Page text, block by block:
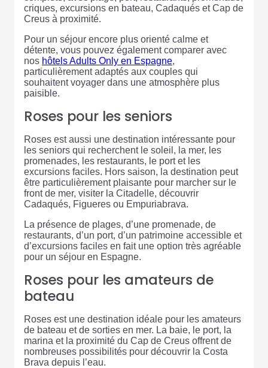
criques, excursions en bateau, Cadaqués et Cap de
Creus à proximité.
Pour un séjour encore plus orienté calme et
détente, vous pouvez également comparer avec
nos hôtels Adults Only en Espagne,
particulièrement adaptés aux couples qui
souhaitent voyager dans une atmosphère plus
paisible.
Roses pour les seniors
Roses est aussi une destination intéressante pour
les seniors qui recherchent le soleil, la mer, les
promenades, les restaurants, le port et les
excursions faciles. Hors saison, la destination peut
être particulièrement plaisante pour marcher sur le
front de mer, visiter la Citadelle, découvrir
Cadaqués, Figueres ou Empuriabrava.
La présence de plages, d’une promenade, de
restaurants, d’un port, d’un patrimoine accessible et
d’excursions faciles en fait une option très agréable
pour un séjour en Espagne.
Roses pour les amateurs de
bateau
Roses est une destination idéale pour les amateurs
de bateau et de sorties en mer. La baie, le port, la
marina et la proximité du Cap de Creus offrent de
nombreuses possibilités pour découvrir la Costa
Brava depuis l’eau.